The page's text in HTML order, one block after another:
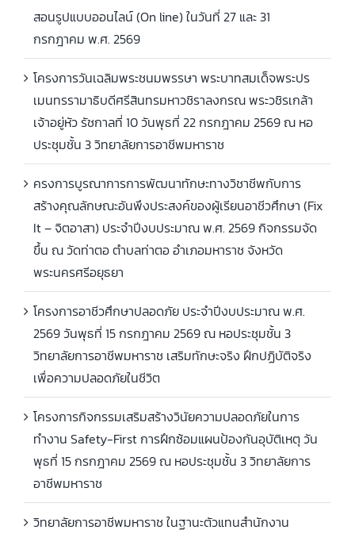
สอนรูปแบบออนไลน์ (On line) ในวันที่ 27 และ 31
กรกฎาคม พ.ศ. 2569
โครงการวันเฉลิมพระชนมพรรษา พระบาทสมเด็จพระปร
เมนทรรามาธิบดีศรีสินทรมหาวชิราลงกรณ พระวชิรเกล้า
เจ้าอยู่หัว รัชกาลที่ 10 วันพุธที่ 22 กรกฎาคม 2569 ณ หอ
ประชุมชั้น 3 วิทยาลัยการอาชีพมหาราช
ครงการบูรณาการการพัฒนาทักษะทางวิชาชีพกับการ
สร้างคุณลักษณะอันพึงประสงค์ของผู้เรียนอาชีวศึกษา (Fix
It – จิตอาสา) ประจำปีงบประมาณ พ.ศ. 2569 กิจกรรมจัด
ขึ้น ณ วัดท่าตอ ตำบลท่าตอ อำเภอมหาราช จังหวัด
พระนครศรีอยุธยา
โครงการอาชีวศึกษาปลอดภัย ประจำปีงบประมาณ พ.ศ.
2569 วันพุธที่ 15 กรกฎาคม 2569 ณ หอประชุมชั้น 3
วิทยาลัยการอาชีพมหาราช เสริมทักษะจริง ฝึกปฏิบัติจริง
เพื่อความปลอดภัยในชีวิต
โครงการกิจกรรมเสริมสร้างวินัยความปลอดภัยในการ
ทำงาน Safety-First การฝึกซ้อมแผนป้องกันอุบัติเหตุ วัน
พุธที่ 15 กรกฎาคม 2569 ณ หอประชุมชั้น 3 วิทยาลัยการ
อาชีพมหาราช
วิทยาลัยการอาชีพมหาราช ในฐานะตัวแทนสำนักงาน